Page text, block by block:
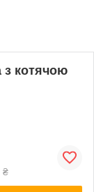
з котячою
₴